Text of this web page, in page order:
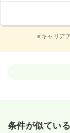
※キャリア
条件が似てい